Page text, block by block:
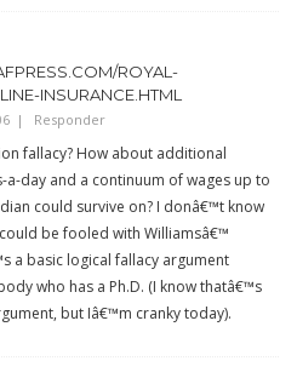
ROYAL-
INSURANCE.HTML
Responder
fallacy? How about additional
a-day and a continuum of wages up to
could survive on? I donâ€™t know
be fooled with Williamsâ€™
a basic logical fallacy argument
who has a Ph.D. (I know thatâ€™s
but Iâ€™m cranky today).